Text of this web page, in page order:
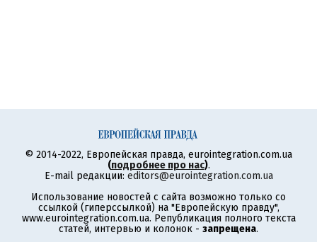
© 2014-2022, Европейская правда, eurointegration.com.ua
(подробнее про нас).
E-mail редакции: editors@eurointegration.com.ua
Использование новостей с сайта возможно только со
ссылкой (гиперссылкой) на "Европейскую правду",
www.eurointegration.com.ua. Републикация полного текста
статей, интервью и колонок - запрещена.